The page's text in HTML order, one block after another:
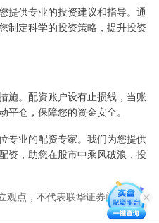
提供专业的投资建议和指导。通
制定科学的投资策略，提升投资
施。配资账户设有止损线，当账
平仓，保障您的资金安全。
专业的配资专家。我们为您提供
资，助您在股市中乘风破浪，投
观点，不代表联华证券门户观点